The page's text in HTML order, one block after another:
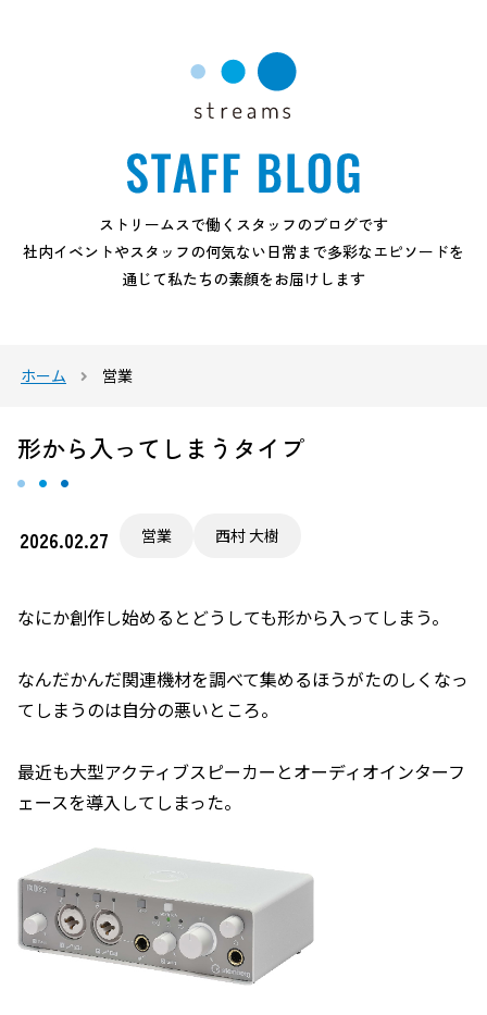
ストリームスで働くスタッフのブログです
社内イベントやスタッフの何気ない日常まで多彩なエピソードを
通じて私たちの素顔をお届けします
ホーム 営業
形から入ってしまうタイプ
2026.02.27 営業 西村 大樹
なにか創作し始めるとどうしても形から入ってしまう。
なんだかんだ関連機材を調べて集めるほうがたのしくなっ
てしまうのは自分の悪いところ。
最近も大型アクティブスピーカーとオーディオインターフ
ェースを導入してしまった。